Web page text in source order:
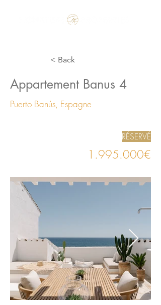
< Back
Appartement Banus 4
Puerto Banús, Espagne
RÉSERVÉ
1.995.000€